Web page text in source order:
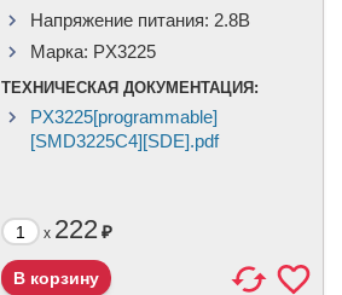
Напряжение питания: 2.8В
Марка: PX3225
ТЕХНИЧЕСКАЯ ДОКУМЕНТАЦИЯ:
PX3225[programmable]
[SMD3225C4][SDE].pdf
x 222₽